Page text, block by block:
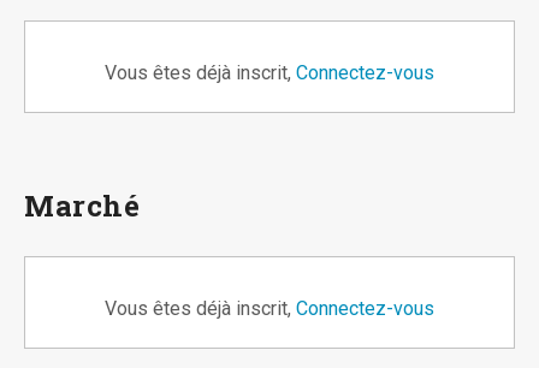
Vous êtes déjà inscrit, Connectez-vous
Marché
Vous êtes déjà inscrit, Connectez-vous